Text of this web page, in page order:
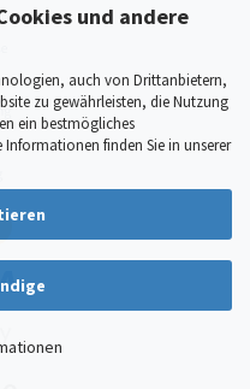
und andere
auch von Drittanbietern,
zu gewährleisten, die Nutzung
ein bestmögliches
finden Sie in unserer